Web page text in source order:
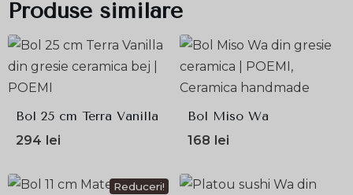
Produse similare
Bol 25 cm Terra Vanilla
294 lei
Bol Miso Wa
168 lei
Reduceri!